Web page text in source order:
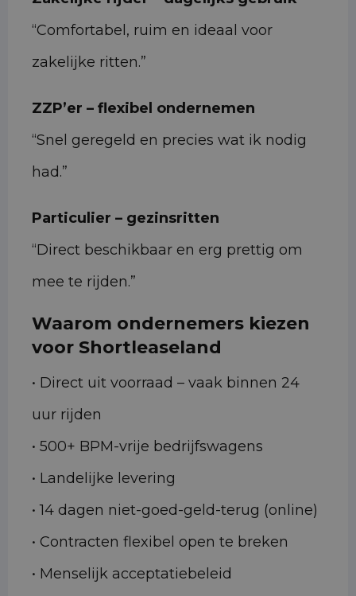
“Comfortabel, ruim en ideaal voor
zakelijke ritten.”
ZZP’er – flexibel ondernemen
“Snel geregeld en precies wat ik nodig
had.”
Particulier – gezinsritten
“Direct beschikbaar en erg prettig om
mee te rijden.”
Waarom ondernemers kiezen
voor Shortleaseland
• Direct uit voorraad – vaak binnen 24
uur rijden
• 500+ BPM-vrije bedrijfswagens
• Landelijke levering
• 14 dagen niet-goed-geld-terug (online)
• Contracten flexibel open te breken
• Menselijk acceptatiebeleid